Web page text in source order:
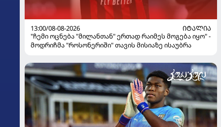
13:00/08-08-2026
ᲘᲢᲐᲚᲘᲐ
"ჩემი ოცნება "მილანთან" ერთად რაიმეს მოგება იყო" -
მოდრიჩმა "როსონერიში" თავის მისიაზე ისაუბრა